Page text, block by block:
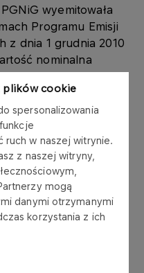
plików cookie
spersonalizowania
ruch w naszej witrynie.
z naszej witryny,
mogą
danymi otrzymanymi
korzystania z ich
wyemitowała
Programu Emisji
z dnia 1 grudnia 2010
nominalna
zł (słownie:
pięćset tysięcy
wartości
milionów
wykupu w dniu 12
5,25 % w skali
Spółkę
PGNiG posiada